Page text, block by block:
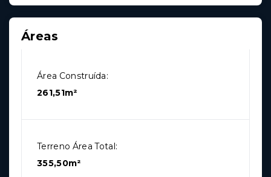
Áreas
Área Construída:
261,51m²
Terreno Área Total:
355,50m²